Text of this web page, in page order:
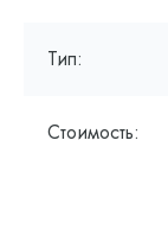
Тип:
Стоимость: